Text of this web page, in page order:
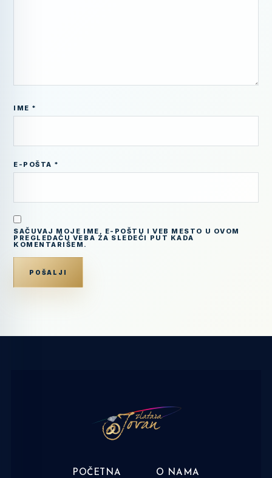
IME *
E-POŠTA *
SAČUVAJ MOJE IME, E-POŠTU I VEB MESTO U OVOM
PREGLEDAČU VEBA ZA SLEDEĆI PUT KADA
KOMENTARIŠEM.
POČETNA
O NAMA